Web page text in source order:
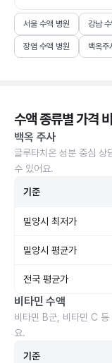
서울 수액 병원 강남
장염 수액 병원 백옥주
수액 종류별 가격
백옥 주사
글루타치온 성분 중심 상
수 있어요.
기준
밀양시 최저가
밀양시 평균가
전국 평균가
비타민 수액
비타민 B군, 비타민 C 등
요.
기준